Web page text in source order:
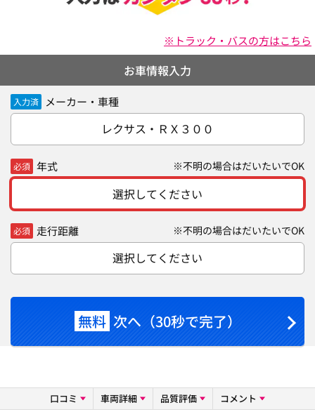
※トラック・バスの方はこちら
お車情報入力
入力済 メーカー・車種
レクサス・ＲＸ３００
必須 年式 ※不明の場合はだいたいでOK
選択してください
必須 走行距離 ※不明の場合はだいたいでOK
選択してください
無料 次へ（30秒で完了）
口コミ 車両詳細 品質評価 コメント